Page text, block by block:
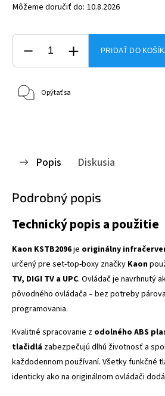
Môžeme doručiť do: 10.8.2026
PRIDAŤ DO
Opýtať sa
Popis Diskusia
Podrobný popis
Technický popis a použitie
Kaon KSTB2096je originálny
určený pre set-top-boxy značky Kaon
TV, DIGI TV a UPC. Ovládač je navrhnutý
pôvodného ovládača – bez potreby
programovania.
Kvalitné spracovanie z odolného ABS
tlačidlá zabezpečujú dlhú životnosť a
každodennom používaní. Všetky funkčné
identicky ako na originálnom ovládači